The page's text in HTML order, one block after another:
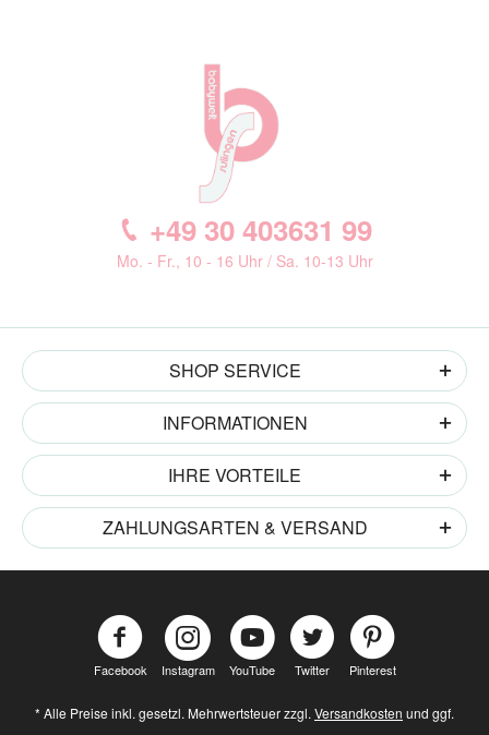
+49 30 403631 99
Mo. - Fr., 10 - 16 Uhr / Sa. 10-13 Uhr
SHOP SERVICE
INFORMATIONEN
IHRE VORTEILE
ZAHLUNGSARTEN & VERSAND
Facebook Instagram YouTube Twitter Pinterest
* Alle Preise inkl. gesetzl. Mehrwertsteuer zzgl. Versandkosten und ggf.